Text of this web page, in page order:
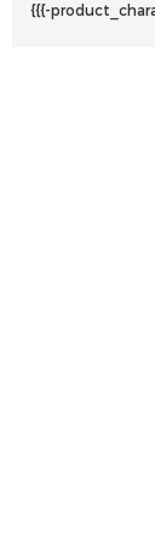
{{{-